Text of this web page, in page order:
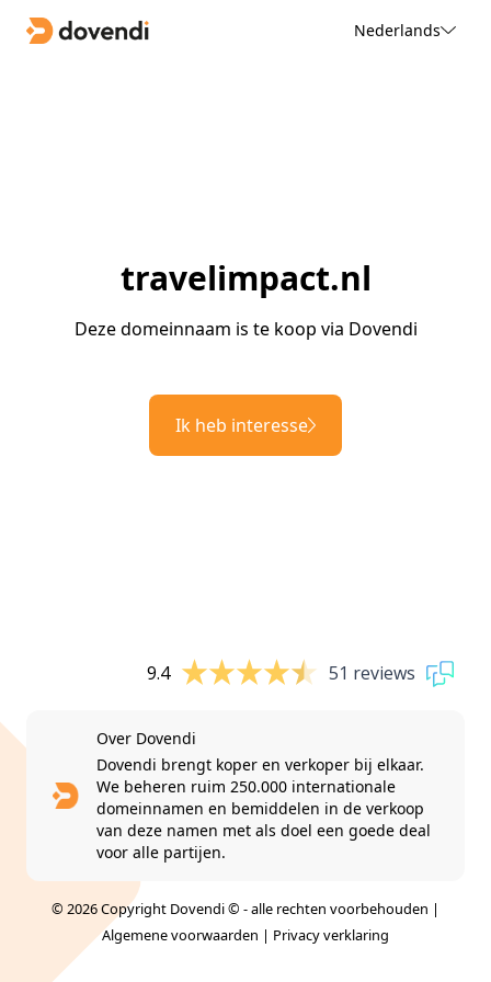
Nederlands
travelimpact.nl
Deze domeinnaam is te koop via Dovendi
Ik heb interesse
9.4 51 reviews
Over Dovendi
Dovendi brengt koper en verkoper bij elkaar.
We beheren ruim 250.000 internationale
domeinnamen en bemiddelen in de verkoop
van deze namen met als doel een goede deal
voor alle partijen.
© 2026 Copyright Dovendi © - alle rechten voorbehouden |
Algemene voorwaarden | Privacy verklaring